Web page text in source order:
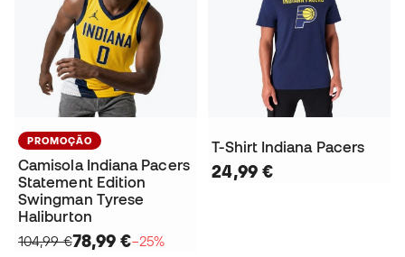
PROMOÇÃO
Camisola Indiana Pacers
Statement Edition
Swingman Tyrese
Haliburton
104,99 €78,99 €−25%
T-Shirt Indiana Pacers
24,99 €